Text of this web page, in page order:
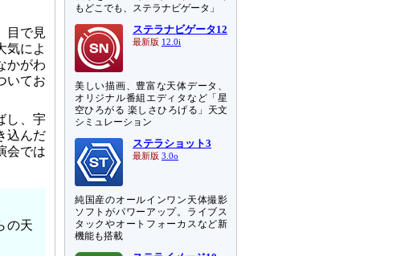
目で見
気によ
かがわ
いてお
し、宇
込んだ
会では
の天
もどこでも、ステラナビゲータ」
ステラナビゲータ12
最新版 12.0i
美しい描画、豊富な天体データ、
オリジナル番組エディタなど「星
空ひろがる 楽しさひろげる」天文
シミュレーション
ステラショット3
最新版 3.0o
純国産のオールインワン天体撮影
ソフトがパワーアップ。ライブス
タックやオートフォーカスなど新
機能も搭載